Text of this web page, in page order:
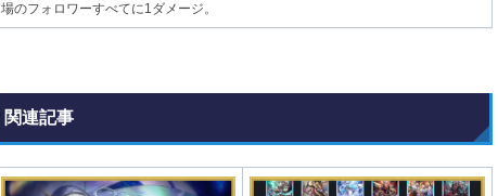
場のフォロワーすべてに1ダメージ。
関連記事